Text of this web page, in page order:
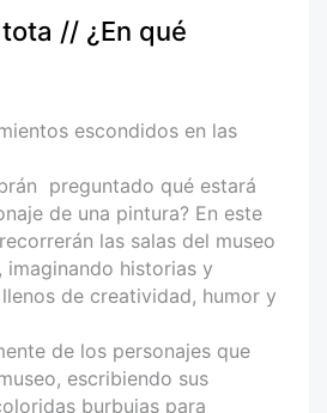
// ¿En qué
escondidos en las
preguntado qué estará
de una pintura? En este
las salas del museo
imaginando historias y
de creatividad, humor y
de los personajes que
escribiendo sus
burbujas para